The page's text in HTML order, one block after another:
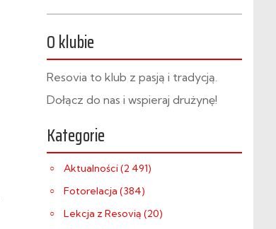
O klubie
Resovia to klub z pasją i tradycją.
Dołącz do nas i wspieraj drużynę!
Kategorie
Aktualności (2 491)
Fotorelacja (384)
Lekcja z Resovią (20)